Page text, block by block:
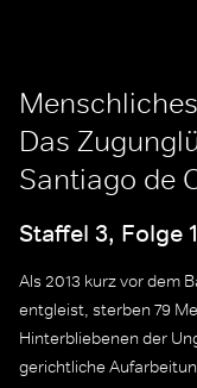
Das
Santiago de
Staffel 3, Folge 1
Als 2013 kurz vor dem
entgleist, sterben 79
Hinterbliebenen der
gerichtliche